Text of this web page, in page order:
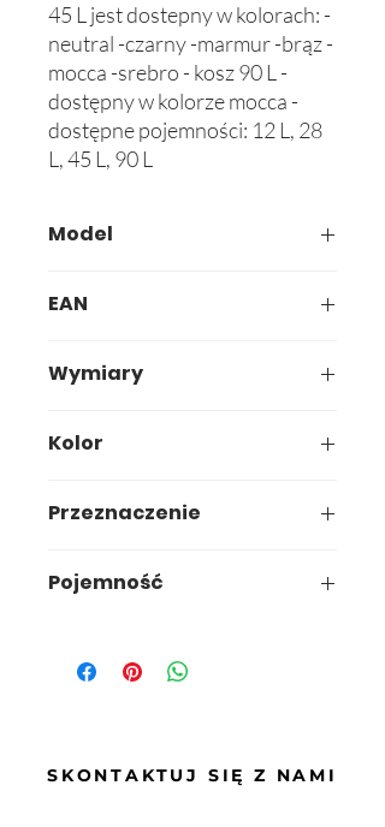
45 L jest dostepny w kolorach: -
neutral -czarny -marmur -brąz -
mocca -srebro - kosz 90 L -
dostępny w kolorze mocca -
dostępne pojemności: 12 L, 28
L, 45 L, 90 L
Model
EAN
Wymiary
Kolor
Przeznaczenie
Pojemność
SKONTAKTUJ SIĘ Z NAMI